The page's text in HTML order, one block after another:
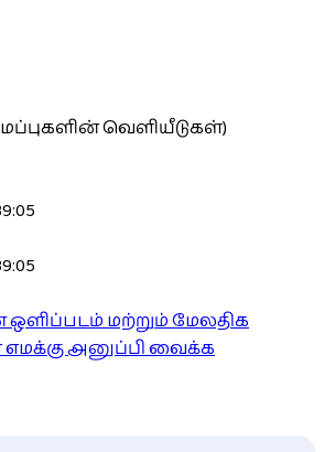
வெளியீடுகள்)
ஒளிப்படம் மற்றும் மேலதிக
அனுப்பி வைக்க